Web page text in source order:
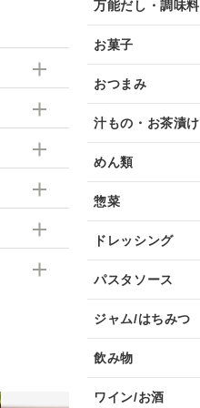
万能だし・調味料
お菓子
おつまみ
汁もの・お茶漬け
めん類
惣菜
ドレッシング
パスタソース
ジャム/はちみつ
飲み物
ワイン/お酒